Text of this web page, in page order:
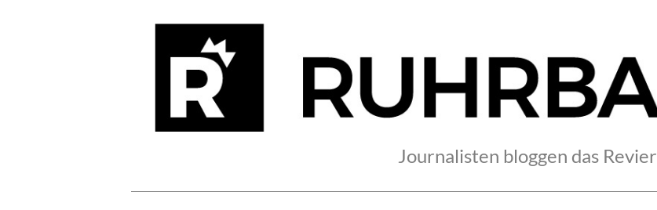
Journalisten bloggen das Revier